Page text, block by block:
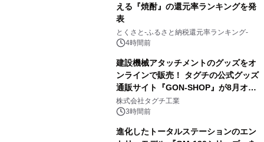
える『焼酎』の還元率ランキングを発
表
とくさと-ふるさと納税還元率ランキング-
4時間前
建設機械アタッチメントのグッズをオ
ンラインで販売！ タグチの公式グッズ
通販サイト『GON-SHOP』が8月オー
プン
株式会社タグチ工業
3時間前
進化したトータルステーションのエン